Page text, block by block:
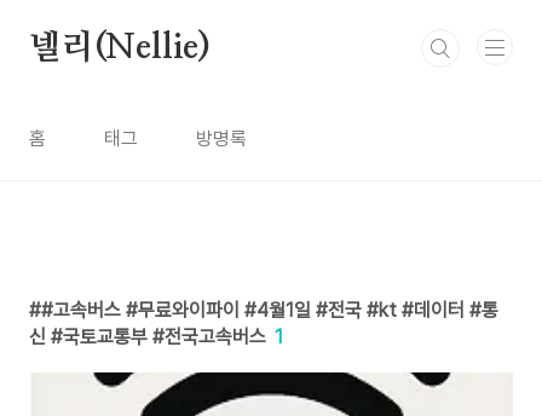
넬리(Nellie)
홈 태그 방명록
#고속버스 #무료와이파이 #4월1일 #전국 #kt #데이터 #통
신 #국토교통부 #전국고속버스 1